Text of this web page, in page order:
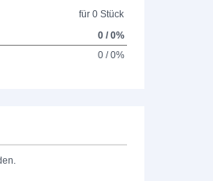
für 0 Stück
0 / 0%
0 / 0%